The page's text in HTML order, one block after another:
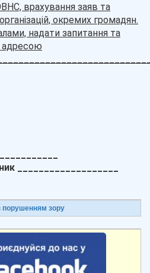
врахування заяв та
окремих громадян.
надати запитання та
___________________
зору